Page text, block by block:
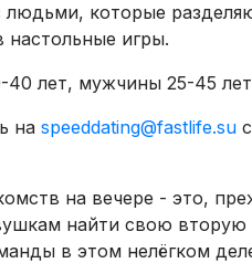
которые
настольные игры.
лет, мужчины 25-45
на speeddating@fastlife.su
на вечере - это,
найти свою вторую
в этом нелёгком